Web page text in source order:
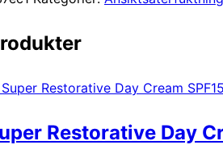
Restorative Day